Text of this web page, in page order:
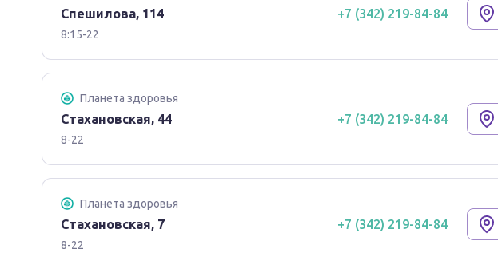
Спешилова, 114
8:15-22
+7 (342) 219-84-84
Планета здоровья
Стахановская, 44
8-22
+7 (342) 219-84-84
Планета здоровья
Стахановская, 7
8-22
+7 (342) 219-84-84